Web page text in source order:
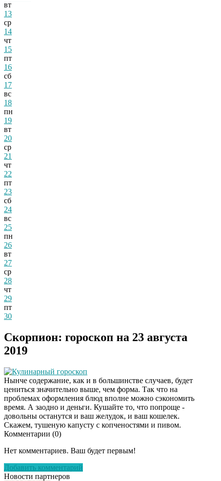
вт
13
ср
14
чт
15
пт
16
сб
17
вс
18
пн
19
вт
20
ср
21
чт
22
пт
23
сб
24
вс
25
пн
26
вт
27
ср
28
чт
29
пт
30
Скорпион: гороскоп на 23 августа
2019
Кулинарный гороскоп
Нынче содержание, как и в большинстве случаев, будет
цениться значительно выше, чем форма. Так что на
проблемах оформления блюд вполне можно сэкономить
время. А заодно и деньги. Кушайте то, что попроще -
довольны останутся и ваш желудок, и ваш кошелек.
Скажем, тушеную капусту с копченостями и пивом.
Комментарии (0)
Нет комментариев. Ваш будет первым!
Добавить комментарий
Новости партнеров
Скрытая камера на
люди вытворяют, когда